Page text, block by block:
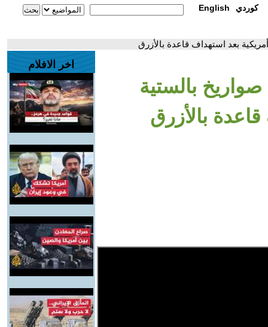
English كوردي
بعد استهداف قاعدة بالأزرق
بالستية
بالأزرق
اخر الافلام